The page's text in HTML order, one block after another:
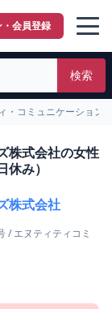
・会員登録
検索
・コミュニケーション
株式会社の女性
み）
株式会社
/エヌティティコミ